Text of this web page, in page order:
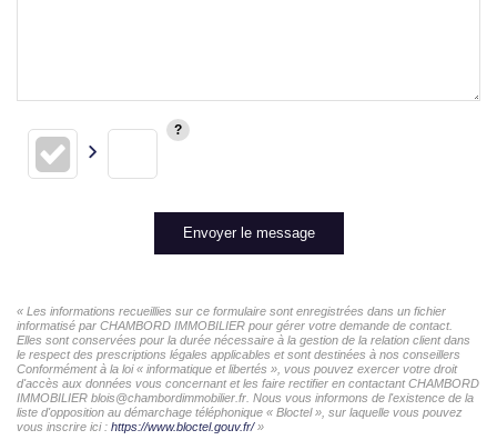
Envoyer le message
« Les informations recueillies sur ce formulaire sont enregistrées dans un fichier
informatisé par CHAMBORD IMMOBILIER pour gérer votre demande de contact.
Elles sont conservées pour la durée nécessaire à la gestion de la relation client dans
le respect des prescriptions légales applicables et sont destinées à nos conseillers
Conformément à la loi « informatique et libertés », vous pouvez exercer votre droit
d'accès aux données vous concernant et les faire rectifier en contactant CHAMBORD
IMMOBILIER blois@chambordimmobilier.fr. Nous vous informons de l'existence de la
liste d'opposition au démarchage téléphonique « Bloctel », sur laquelle vous pouvez
vous inscrire ici : https://www.bloctel.gouv.fr/»